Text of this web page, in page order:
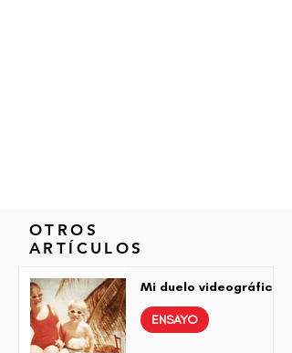
OTROS
ARTÍCULOS
Mi duelo videográfico
ENSAYO